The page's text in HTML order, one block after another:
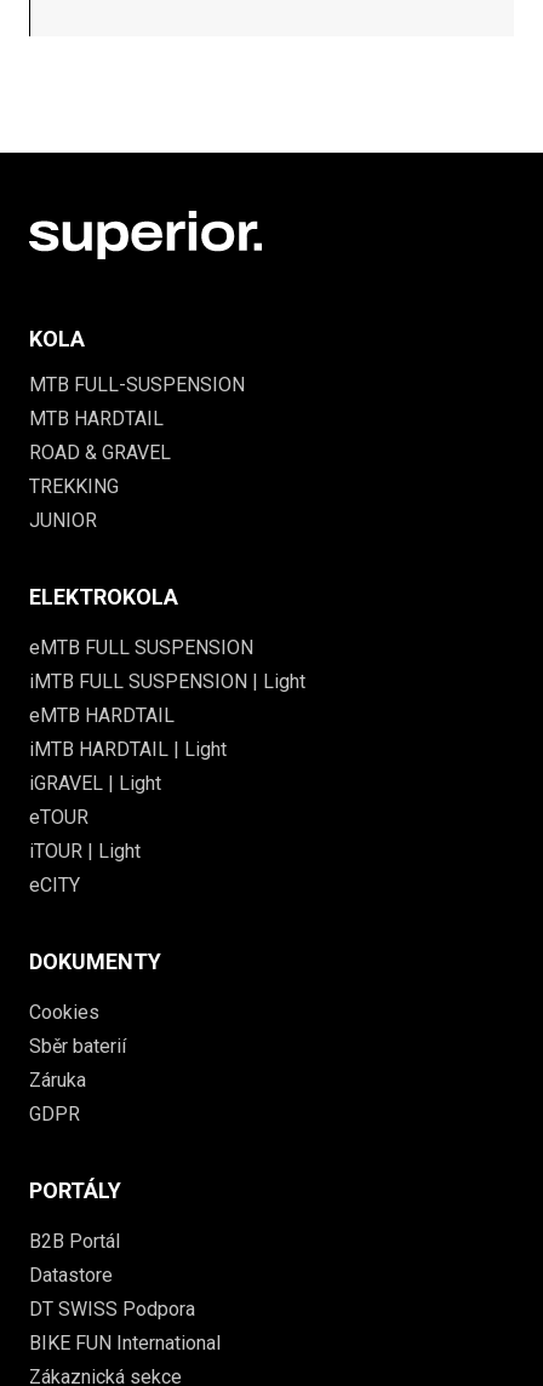
KOLA
MTB FULL-SUSPENSION
MTB HARDTAIL
ROAD & GRAVEL
TREKKING
JUNIOR
ELEKTROKOLA
eMTB FULL SUSPENSION
iMTB FULL SUSPENSION | Light
eMTB HARDTAIL
iMTB HARDTAIL | Light
iGRAVEL | Light
eTOUR
iTOUR | Light
eCITY
DOKUMENTY
Cookies
Sběr baterií
Záruka
GDPR
PORTÁLY
B2B Portál
Datastore
DT SWISS Podpora
BIKE FUN International
Zákaznická sekce